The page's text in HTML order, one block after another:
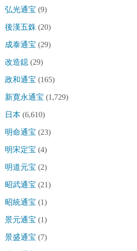
弘光通宝 (9)
後漢五銖 (20)
成泰通宝 (29)
改造鐚 (29)
政和通宝 (165)
新寛永通宝 (1,729)
日本 (6,610)
明命通宝 (23)
明宋定宝 (4)
明道元宝 (2)
昭武通宝 (21)
昭統通宝 (1)
景元通宝 (1)
景盛通宝 (7)